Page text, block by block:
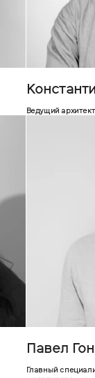
Ведущий
Павел
Главный